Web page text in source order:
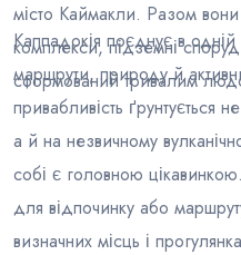
місто Каймакли. Разом вони
комплекси, підземні
сформований тривалим
Каппадокія поєднує в одній
маршрути, природу й
привабливість ґрунтується
а й на незвичному
собі є головною
для відпочинку або
визначних місць і